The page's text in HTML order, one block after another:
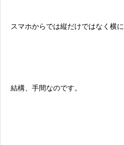
スマホからでは縦だけではなく横に
結構、手間なのです。